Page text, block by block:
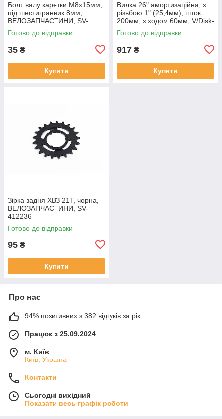
Болт валу каретки M8x15мм,
під шестигранник 8мм,
ВЕЛОЗАПЧАСТИНИ, SV-
403875
Готово до відправки
35 ₴
Купити
Вилка 26" амортизаційна, з
різьбою 1" (25,4мм), шток
200мм, з ходом 60мм, V/Disk-
brake, чорна,
ВЕЛОЗАПЧАСТИНИ, SV-
Готово до відправки
917 ₴
Купити
Зірка задня ХВЗ 21T, чорна,
ВЕЛОЗАПЧАСТИНИ, SV-
412236
Готово до відправки
95 ₴
Купити
Про нас
94% позитивних з 382 відгуків за рік
Працює з 25.09.2024
м. Київ
Київ, Україна
Контакти
Сьогодні вихідний
Показати весь графік роботи